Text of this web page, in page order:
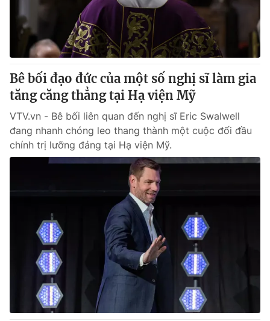
Thế giới đó đây
Câu chuyện quốc tế
Tài chính
Thị trường
Góc doanh nghiệp
Dữ liệu và đời sống
Truyền hình
Phim VTV
Hậu trường
Nhân vật
Khán giả
Giải trí
Điện ảnh
Âm nhạc
Đời sống
Du lịch
Giáo dục
Tuyển sinh
Học trực tuyến
Hitech Công nghệ tương lai
Sản phẩm
Thị trường
Tư vấn
Giao lưu trực tuyến
Lịch phát sóng
Chuyên mục khác
Bê bối đạo đức của một số nghị sĩ làm gia
tăng căng thẳng tại Hạ viện Mỹ
VTV.vn - Bê bối liên quan đến nghị sĩ Eric Swalwell
đang nhanh chóng leo thang thành một cuộc đối đầu
chính trị lưỡng đảng tại Hạ viện Mỹ.